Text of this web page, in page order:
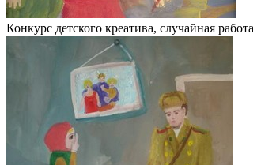
Конкурс детского креатива, случайная работа